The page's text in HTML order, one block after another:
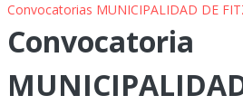
Convocatorias MUNICIPALIDAD DE
Convocatoria